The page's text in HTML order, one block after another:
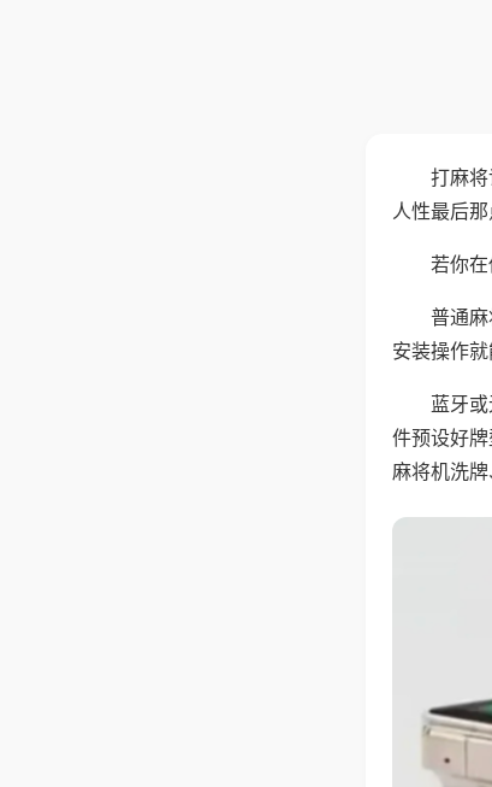
打麻
人性最后那
若你
普通
安装操作
蓝牙
件预设好
麻将机洗牌